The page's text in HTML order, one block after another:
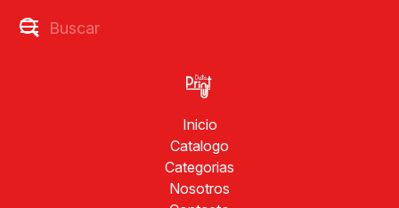
Inicio
Catalogo
Categorias
Nosotros